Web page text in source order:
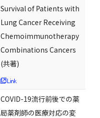
Survival of Patients with
Lung Cancer Receiving
Chemoimmunotherapy
Combinations Cancers
(共著)
COVID-19流行前後での薬
局薬剤師の医療対応の変